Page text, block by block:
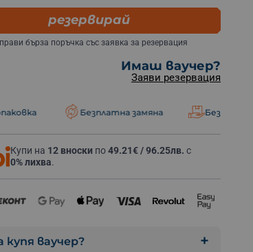
Отпразнувай
резервирай
бърза поръчка със заявка за резервация
Имаш ваучер?
Заяви резервация
Безплатна замяна Безплатна доставка
Купи на 12 вноски по49.21€ / 96.25лв. с
0% лихва.
купя ваучер?